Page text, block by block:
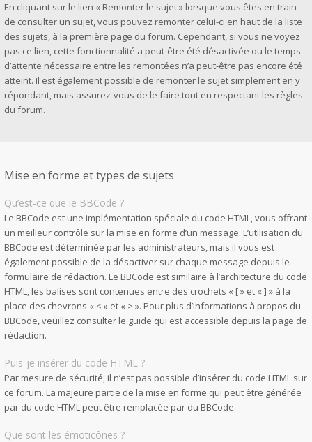
En cliquant sur le lien « Remonter le sujet » lorsque vous êtes en train
de consulter un sujet, vous pouvez remonter celui-ci en haut de la liste
des sujets, à la première page du forum. Cependant, si vous ne voyez
pas ce lien, cette fonctionnalité a peut-être été désactivée ou le temps
d’attente nécessaire entre les remontées n’a peut-être pas encore été
atteint. Il est également possible de remonter le sujet simplement en y
répondant, mais assurez-vous de le faire tout en respectant les règles
du forum.
Mise en forme et types de sujets
Qu’est-ce que le BBCode ?
Le BBCode est une implémentation spéciale du code HTML, vous offrant
un meilleur contrôle sur la mise en forme d’un message. L’utilisation du
BBCode est déterminée par les administrateurs, mais il vous est
également possible de la désactiver sur chaque message depuis le
formulaire de rédaction. Le BBCode est similaire à l’architecture du code
HTML, les balises sont contenues entre des crochets « [ » et « ] » à la
place des chevrons « < » et « > ». Pour plus d’informations à propos du
BBCode, veuillez consulter le guide qui est accessible depuis la page de
rédaction.
Puis-je insérer du code HTML ?
Par mesure de sécurité, il n’est pas possible d’insérer du code HTML sur
ce forum. La majeure partie de la mise en forme qui peut être générée
par du code HTML peut être remplacée par du BBCode.
Que sont les émoticônes ?